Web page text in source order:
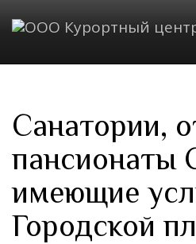
Санатории,
пансионаты
имеющие
Городской